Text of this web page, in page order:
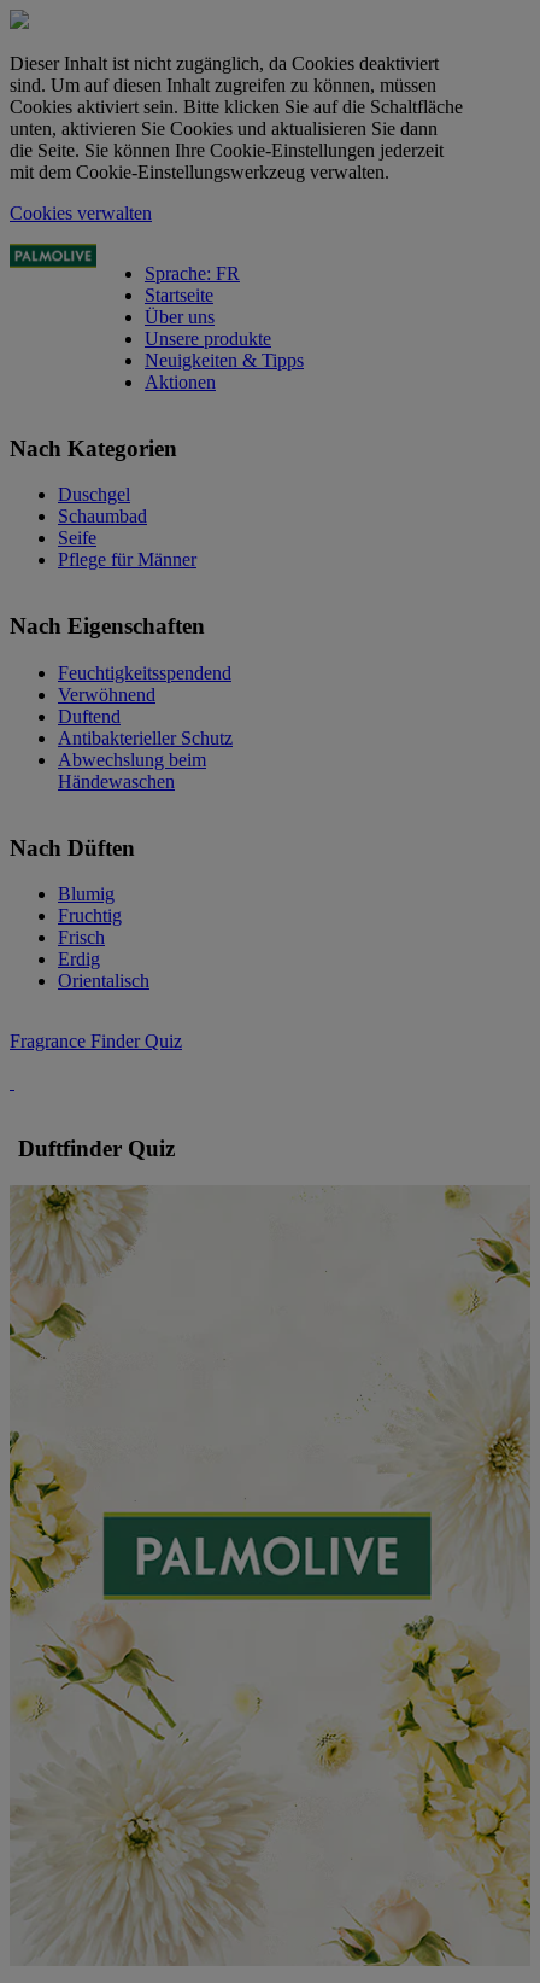
Dieser Inhalt ist nicht zugänglich, da Cookies deaktiviert
sind. Um auf diesen Inhalt zugreifen zu können, müssen
Cookies aktiviert sein. Bitte klicken Sie auf die Schaltfläche
unten, aktivieren Sie Cookies und aktualisieren Sie dann
die Seite. Sie können Ihre Cookie-Einstellungen jederzeit
mit dem Cookie-Einstellungswerkzeug verwalten.
Cookies verwalten
Sprache: FR
Startseite
Über uns
Unsere produkte
Neuigkeiten & Tipps
Aktionen
Nach Kategorien
Duschgel
Schaumbad
Seife
Pflege für Männer
Nach Eigenschaften
Feuchtigkeitsspendend
Verwöhnend
Duftend
Antibakterieller Schutz
Abwechslung beim
Händewaschen
Nach Düften
Blumig
Fruchtig
Frisch
Erdig
Orientalisch
Fragrance Finder Quiz
Duftfinder Quiz